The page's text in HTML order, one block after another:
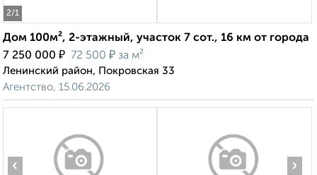
2/1
Дом 100м², 2-этажный, участок 7 сот., 16 км от города
7 250 000 ₽ 72 500 ₽ за м²
Ленинский район, Покровская 33
Агентство, 15.06.2026
‹ ›